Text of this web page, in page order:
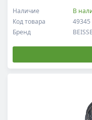
Код товара 49345
Наличие В
Бренд